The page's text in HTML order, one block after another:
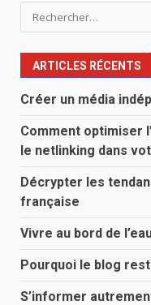
Rechercher :
ARTICLES RÉCENTS
Créer un média
Comment optimiser
le netlinking dans
Décrypter les
française
Vivre au bord de
Pourquoi le blog
S’informer